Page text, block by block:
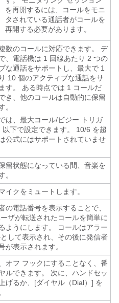
を再開するには、コールをモニ
タされている通話者がコールを
再開する必要があります。
数のコールに対応できます。 デ
、電話機は 1 回線あたり 2 つの
な通話をサポートし、最大で 1
10 個のアクティブな通話をサ
す。 ある時点では 1 コールだ
き、他のコールは自動的に保留
。
は、最大コール/ビジー トリガ
以下で設定できます。 10/6 を超
公式にはサポートされていませ
留状態になっている間、音楽を
。
イクをミュートします。
の電話番号を表示することで、
ザが転送されたコールを簡単に
ようにします。 コールはアラー
として表示され、その後に発信者
が表示されます。
オフ フックにすることなく、番
ルできます。 次に、ハンドセッ
げるか、[ダイヤル（Dial）] を